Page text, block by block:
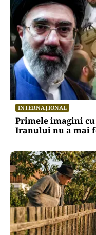
INTERNAȚIONAL
Primele imagini
Iranului nu a mai